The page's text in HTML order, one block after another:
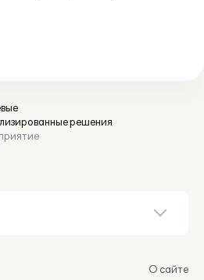
решения
О сайте